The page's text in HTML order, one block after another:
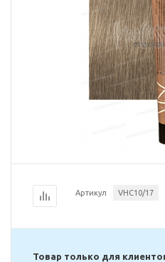
Артикул VHC10/17
Товар только для